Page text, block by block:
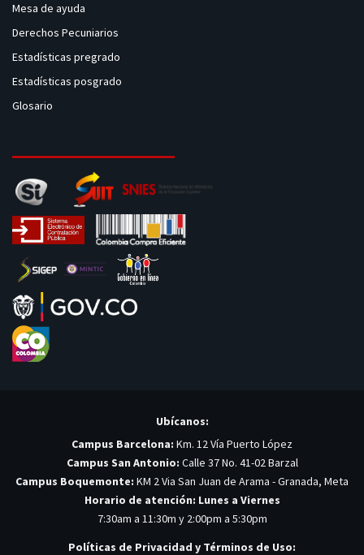
Mesa de ayuda
Derechos Pecuniarios
Estadísticas pregrado
Estadísticas posgrado
Glosario
Ubícanos:
Campus Barcelona: Km. 12 Vía Puerto López
Campus San Antonio: Calle 37 No. 41-02 Barzal
Campus Boquemonte: KM 2 Via San Juan de Arama - Granada, Meta
Horario de atención: Lunes a Viernes
7:30am a 11:30m y 2:00pm a 5:30pm
Políticas de Privacidad y Términos de Uso: